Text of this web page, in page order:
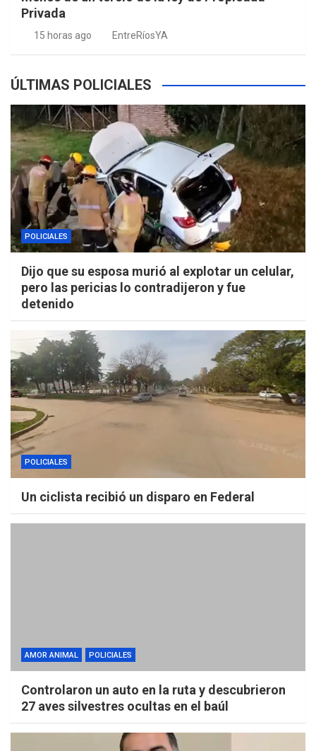
Privada
15 horas ago EntreRíosYA
ÚLTIMAS POLICIALES
POLICIALES
Dijo que su esposa murió al explotar un celular,
pero las pericias lo contradijeron y fue
detenido
POLICIALES
Un ciclista recibió un disparo en Federal
AMOR ANIMAL POLICIALES
Controlaron un auto en la ruta y descubrieron
27 aves silvestres ocultas en el baúl